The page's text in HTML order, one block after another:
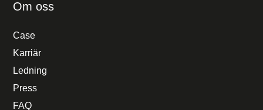
Om oss
Case
Karriär
Ledning
Press
FAQ